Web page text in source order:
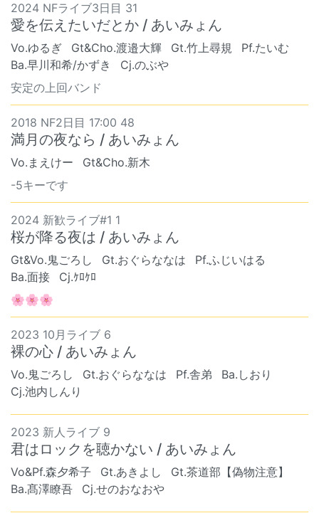
2024 NFライブ3日目 31
愛を伝えたいだとか / あいみょん
Vo.ゆるぎ Gt&Cho.渡邉大輝 Gt.竹上尋規
Pf.たいむ
Ba.早川和希/かずき
Cj.のぶや
安定の上回バンド
2018 NF2日目 17:00 48
満月の夜なら / あいみょん
Vo.まえけー
Gt&Cho.新木
-5キーです
2024 新歓ライブ#1 1
桜が降る夜は / あいみょん
Gt&Vo.鬼ごろし Gt.おぐらななは
Pf.ふじいはる
Ba.面接
Cj.ｹﾛｹﾛ
🌸🌸🌸
2023 10月ライブ 6
裸の心 / あいみょん
Vo.鬼ごろし Gt.おぐらななは Pf.舎弟
Ba.しおり
Cj.池内しんり
2023 新人ライブ 9
君はロックを聴かない / あいみょん
Vo&Pf.森夕希子 Gt.あきよし
Gt.茶道部【偽物注意】
Ba.髙澤瞭吾
Cj.せのおなおや